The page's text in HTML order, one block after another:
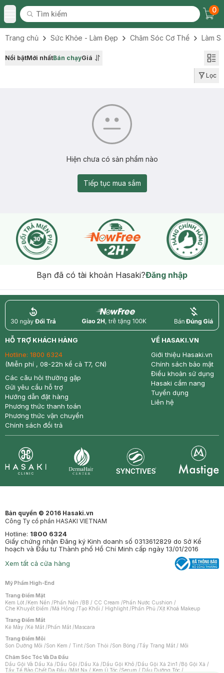
Toggle Menu
Tìm kiếm
Tìm kiếm
0
Trang chủ Sức Khỏe - Làm Đẹp Chăm Sóc Cơ Thể Làm
Nổi bậtMới nhấtBán chạyGiá
Lọc
Hiện chưa có sản phẩm nào
Tiếp tục mua sắm
Bạn đã có tài khoản Hasaki?Đăng nhập
return nowfree price
HỖ TRỢ KHÁCH HÀNG
Hotline: 1800 6324
(Miễn phí , 08-22h kể cả T7, CN)
Các câu hỏi thường gặp
Gửi yêu cầu hỗ trợ
Hướng dẫn đặt hàng
Phương thức thanh toán
Phương thức vận chuyển
Chính sách đổi trả
VỀ HASAKI.VN
Giới thiệu Hasaki.vn
Chính sách bảo mật
Điều khoản sử dụng
Hasaki cẩm nang
Tuyển dụng
Liên hệ
Bản quyền © 2016 Hasaki.vn
Công Ty cổ phần HASAKI VIETNAM
Hotline: 1800 6324
Giấy chứng nhận Đăng ký Kinh doanh số 0313612829 do Sở Kế
hoạch và Đầu tư Thành phố Hồ Chí Minh cấp ngày 13/01/2016
Xem tất cả cửa hàng
Mỹ Phẩm High-End
Trang Điểm Mặt
Kem Lót /Kem Nền /Phấn Nền /BB / CC Cream /Phấn Nước Cushion /
Che Khuyết Điểm /Má Hồng /Tạo Khối / Highlight /Phấn Phủ /Xịt Khoá Makeup
Trang Điểm Mắt
Kẻ Mày /Kẻ Mắt /Phấn Mắt /Mascara
Trang Điểm Môi
Son Dưỡng Môi /Son Kem / Tint /Son Thỏi /Son Bóng /Tẩy Trang Mắt / Môi
Chăm Sóc Tóc Và Da Đầu
Dầu Gội Và Dầu Xả /Dầu Gội /Dầu Xả /Dầu Gội Khô /Dầu Gội Xả 2in1 /Bộ Gội Xả /
Tẩy Tế Bào Chết Da Đầu /Mặt Nạ / Kem Ủ Tóc /Serum / Dầu Dưỡng Tóc /